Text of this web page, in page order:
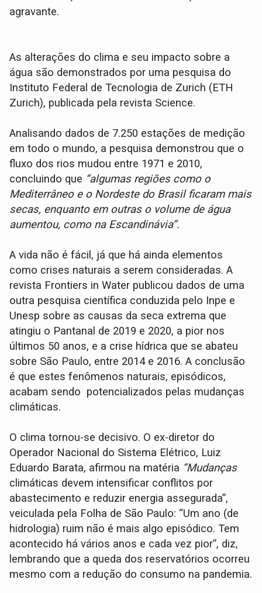
agravante.
As alterações do clima e seu impacto sobre a
água são demonstrados por uma pesquisa do
Instituto Federal de Tecnologia de Zurich (ETH
Zurich), publicada pela revista Science.
Analisando dados de 7.250 estações de medição
em todo o mundo, a pesquisa demonstrou que o
fluxo dos rios mudou entre 1971 e 2010,
concluindo que “algumas regiões como o
Mediterrâneo e o Nordeste do Brasil ficaram mais
secas, enquanto em outras o volume de água
aumentou, como na Escandinávia”.
A vida não é fácil, já que há ainda elementos
como crises naturais a serem consideradas. A
revista Frontiers in Water publicou dados de uma
outra pesquisa científica conduzida pelo Inpe e
Unesp sobre as causas da seca extrema que
atingiu o Pantanal de 2019 e 2020, a pior nos
últimos 50 anos, e a crise hídrica que se abateu
sobre São Paulo, entre 2014 e 2016. A conclusão
é que estes fenômenos naturais, episódicos,
acabam sendo potencializados pelas mudanças
climáticas.
O clima tornou-se decisivo. O ex-diretor do
Operador Nacional do Sistema Elétrico, Luiz
Eduardo Barata, afirmou na matéria “Mudanças
climáticas devem intensificar conflitos por
abastecimento e reduzir energia assegurada”,
veiculada pela Folha de São Paulo: “Um ano (de
hidrologia) ruim não é mais algo episódico. Tem
acontecido há vários anos e cada vez pior”, diz,
lembrando que a queda dos reservatórios ocorreu
mesmo com a redução do consumo na pandemia.